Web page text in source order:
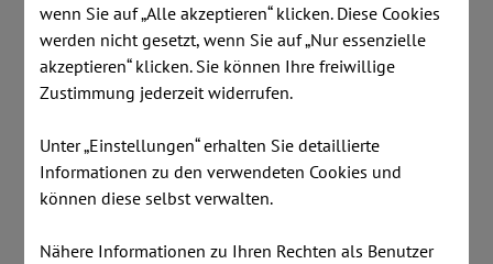
Artikelnummer:S143
Lagerstand:1 Stk
€ 1.250,00
Dieser Artikel ist lagernd.
wenn Sie auf „Alle akzeptieren“ klicken. Diese Cookies
werden nicht gesetzt, wenn Sie auf „Nur essenzielle
akzeptieren“ klicken. Sie können Ihre freiwillige
Zustimmung jederzeit widerrufen.
Unter „Einstellungen“ erhalten Sie detaillierte
Informationen zu den verwendeten Cookies und
können diese selbst verwalten.
Nähere Informationen zu Ihren Rechten als Benutzer